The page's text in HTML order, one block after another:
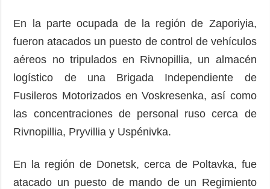
En la parte ocupada de la región de Zaporiyia,
fueron atacados un puesto de control de vehículos
aéreos no tripulados en Rivnopillia, un almacén
logístico de una Brigada Independiente de
Fusileros Motorizados en Voskresenka, así como
las concentraciones de personal ruso cerca de
Rivnopillia, Pryvillia y Uspénivka.
En la región de Donetsk, cerca de Poltavka, fue
atacado un puesto de mando de un Regimiento